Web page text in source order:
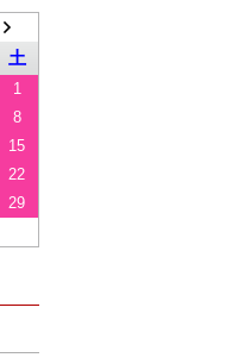
土
1
8
15
22
29